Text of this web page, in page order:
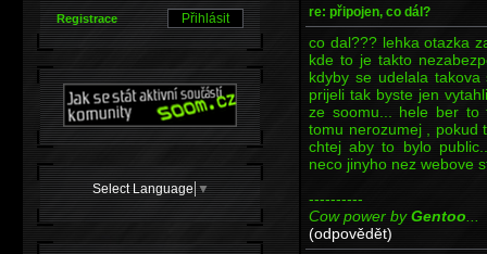
re: připojen, co dál?
co dal??? lehka otazka
kde to je takto
kdyby se udelala
prijeli tak byste jen
ze soomu... hele ber to
tomu nerozumej , pokud
chtej aby to bylo
neco jinyho nez webove
----------
Cow power byGentoo
(odpovědět)
Registrace
Select Language ▼